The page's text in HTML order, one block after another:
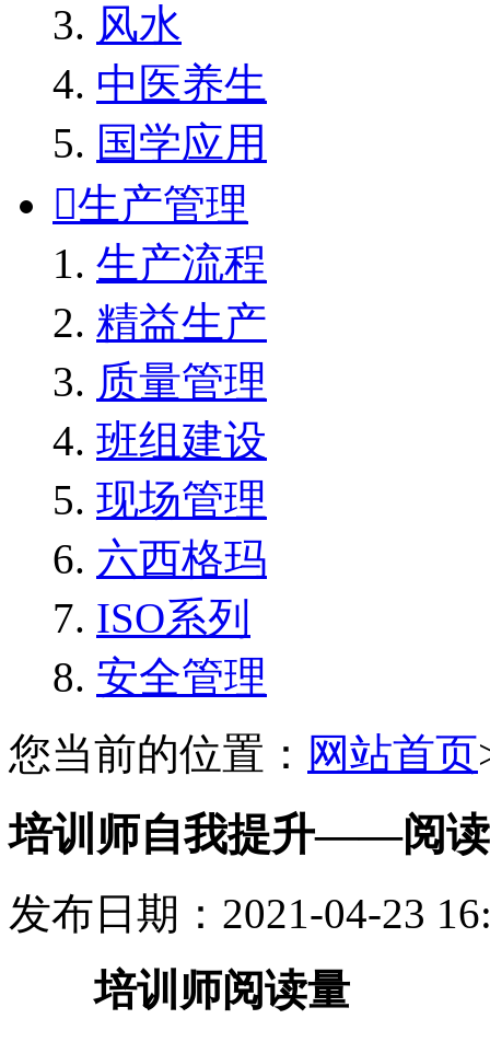
风水
中医养生
国学应用
生产管理
生产流程
精益生产
质量管理
班组建设
现场管理
六西格玛
ISO系列
安全管理
您当前的位置： 网站首页
培训师自我提升——阅
发布日期：2021-04-23
培训师阅读量